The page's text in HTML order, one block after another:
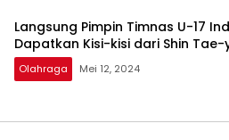
Langsung Pimpin Timnas U-17
Dapatkan Kisi-kisi dari Shin Tae-
Olahraga Mei 12, 2024